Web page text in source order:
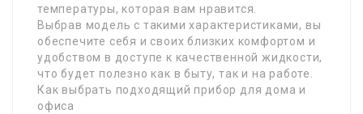
температуры, которая вам нравится.
Выбрав модель с такими характеристиками, вы
обеспечите себя и своих близких комфортом и
удобством в доступе к качественной жидкости,
что будет полезно как в быту, так и на работе.
Как выбрать подходящий прибор для дома и
офиса